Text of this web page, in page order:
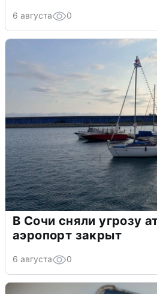
6 августа 0
В Сочи сняли угрозу
аэропорт закрыт
6 августа 0